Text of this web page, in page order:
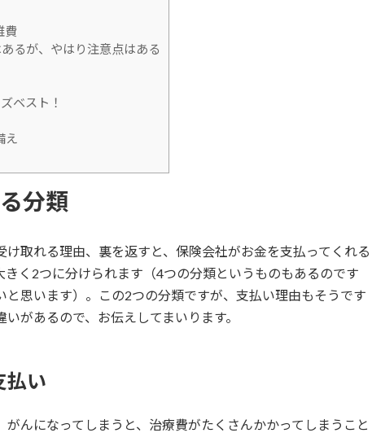
費
るが、やはり注意点はある
ベスト！
え
分類
取れる理由、裏を返すと、保険会社がお金を支払ってくれる
く2つに分けられます（4つの分類というものもあるのです
思います）。この2つの分類ですが、支払い理由もそうです
があるので、お伝えしてまいります。
払い
んになってしまうと、治療費がたくさんかかってしまうこと